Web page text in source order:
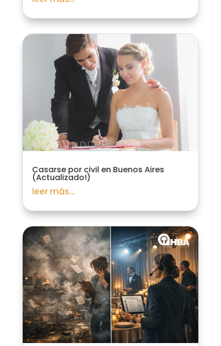
Casarse por civil en Buenos Aires
(Actualizado!)
leer más...